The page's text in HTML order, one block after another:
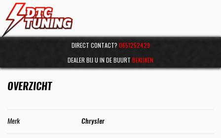
DIRECT CONTACT? 0651252429
DEALER BIJ U IN DE BUURT BEKIJKEN
OVERZICHT
Merk Chrysler